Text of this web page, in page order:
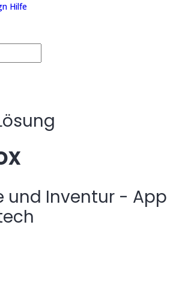
Hilfe
und Inventur - App